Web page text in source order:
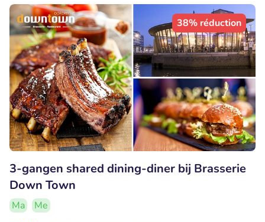
38% réduction
3-gangen shared dining-diner bij Brasserie
Down Town
Ma
Me